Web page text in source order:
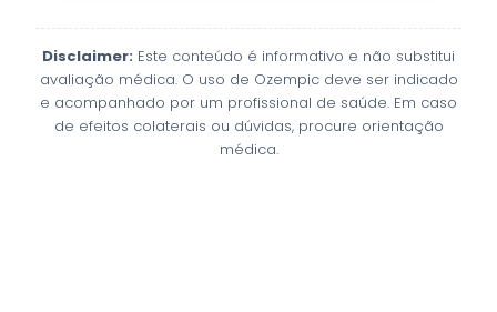
Disclaimer: Este conteúdo é informativo e não substitui
avaliação médica. O uso de Ozempic deve ser indicado
e acompanhado por um profissional de saúde. Em caso
de efeitos colaterais ou dúvidas, procure orientação
médica.